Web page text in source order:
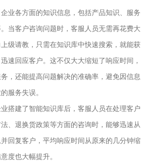
各方面的知识信息，包括产品知识、服务
当客户咨询问题时，客服人员无需再花费大
级请教，只需在知识库中快速搜索，就能获
速回应客户。这不仅大大缩短了响应时间，
，还能提高问题解决的准确率，避免因信息
服务失误。
建了智能知识库后，客服人员在处理客户
、退换货政策等方面的咨询时，能够迅速从
回复客户，平均响应时间从原来的几分钟缩
度也大幅提升。